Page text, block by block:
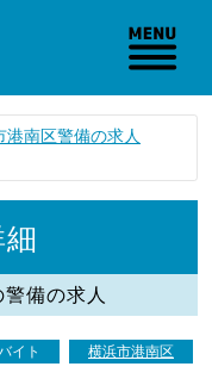
港南区警備の求人
備の求人
イト 横浜市港南区